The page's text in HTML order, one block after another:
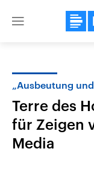
Close
„Ausbeutung
Terre des
für Zeigen
Media